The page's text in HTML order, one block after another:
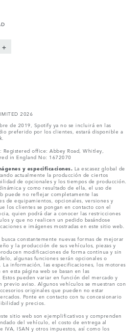
2026
de 2019, Spotify ya no se incluirá en las
preferido por los clientes, estará disponible a
Registered office: Abbey Road, Whitley,
in England No: 1672070
y especificaciones. La escasez global de
actualmente la producción de ciertos
de opcionales y los tiempos de producción.
y como resultado de ella, el uso de
puede no reflejar completamente las
de equipamientos, opcionales, versiones y
los clientes se pongan en contacto con el
quien podrá dar a conocer las restricciones
y que no realicen un pedido basándose
e imágenes mostradas en este sitio web.
constantemente nuevas formas de mejorar
y la producción de sus vehículos, piezas y
modificaciones de forma continua y sin
algunas funciones serán opcionales o
información, las especificaciones, los motores
esta página web se basan en las
pueden variar en función del mercado y
previo aviso. Algunos vehículos se muestran con
originales que pueden no estar
Ponte en contacto con tu concesionario
y precios.
sitio web son ejemplificativos y comprenden
del vehículo, el costo de entrega al
ISAN y otros impuestos, así como los